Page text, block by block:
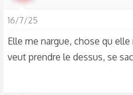
16/7/25
Elle me nargue, chose qu
veut prendre le dessus, se